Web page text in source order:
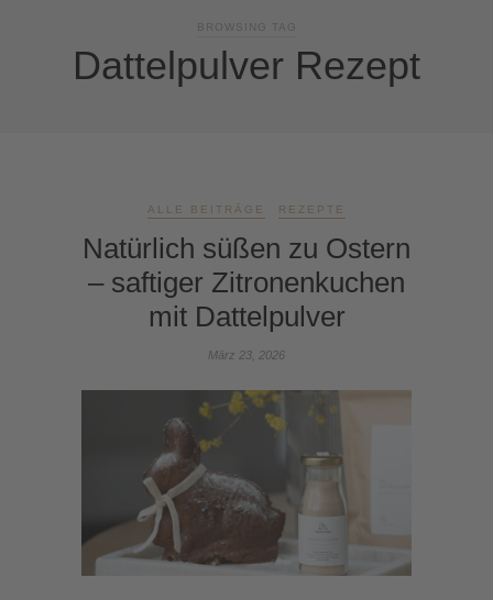
BROWSING TAG
Dattelpulver Rezept
ALLE BEITRÄGE REZEPTE
Natürlich süßen zu Ostern
– saftiger Zitronenkuchen
mit Dattelpulver
März 23, 2026